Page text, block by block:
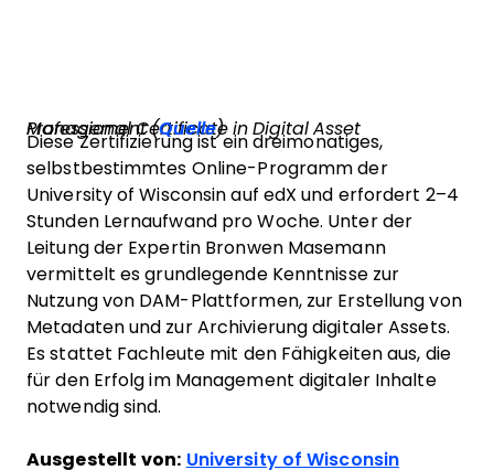
Professional Certificate in Digital Asset Management (Quelle)
Diese Zertifizierung ist ein dreimonatiges,
selbstbestimmtes Online-Programm der
University of Wisconsin auf edX und erfordert 2–4
Stunden Lernaufwand pro Woche. Unter der
Leitung der Expertin Bronwen Masemann
vermittelt es grundlegende Kenntnisse zur
Nutzung von DAM-Plattformen, zur Erstellung von
Metadaten und zur Archivierung digitaler Assets.
Es stattet Fachleute mit den Fähigkeiten aus, die
für den Erfolg im Management digitaler Inhalte
notwendig sind.
Ausgestellt von: University of Wisconsin